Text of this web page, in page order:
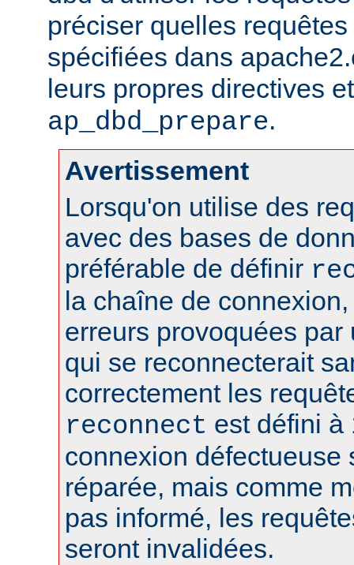
préciser quelles
spécifiées dans
leurs propres directives
ap_dbd_prepare.
Avertissement
Lorsqu'on utilise des
avec des bases de
préférable de définir
la chaîne de
erreurs provoquées par
qui se reconnecterait
correctement les
reconnect est défini à
connexion défectueuse
réparée, mais comme
pas informé, les
seront invalidées.